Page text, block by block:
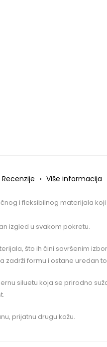
Recenzije Više informacija
i fleksibilnog materijala
izgled u svakom pokretu.
što ih čini savršenim
zadrži formu i ostane uredan
siluetu koja se prirodno
prijatnu drugu kožu.